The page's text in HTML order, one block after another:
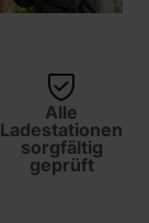
Alle
Ladestationen
sorgfältig
geprüft